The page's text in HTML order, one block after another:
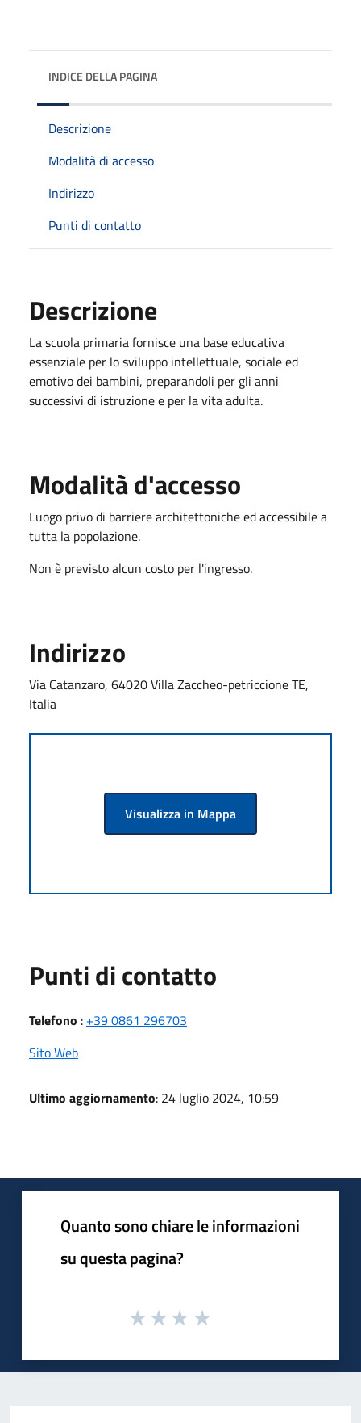
INDICE DELLA PAGINA
Descrizione
Modalità di accesso
Indirizzo
Punti di contatto
Descrizione
La scuola primaria fornisce una base educativa
essenziale per lo sviluppo intellettuale, sociale ed
emotivo dei bambini, preparandoli per gli anni
successivi di istruzione e per la vita adulta.
Modalità d'accesso
Luogo privo di barriere architettoniche ed accessibile a
tutta la popolazione.
Non è previsto alcun costo per l'ingresso.
Indirizzo
Via Catanzaro, 64020 Villa Zaccheo-petriccione TE,
Italia
Visualizza in Mappa
Punti di contatto
Telefono : +39 0861 296703
Sito Web
Ultimo aggiornamento: 24 luglio 2024, 10:59
Quanto sono chiare le informazioni
su questa pagina?